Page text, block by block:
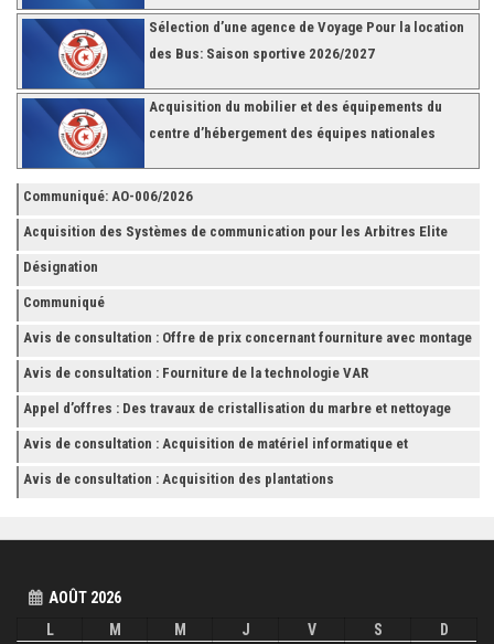
Sélection d’une agence de Voyage Pour la location
des Bus: Saison sportive 2026/2027
Acquisition du mobilier et des équipements du
centre d’hébergement des équipes nationales
Communiqué: AO-006/2026
Acquisition des Systèmes de communication pour les Arbitres Elite
Désignation
Communiqué
Avis de consultation : Offre de prix concernant fourniture avec montage
et finition de RAYONNAGES pour la Fédération Tunisienne de Football
Avis de consultation : Fourniture de la technologie VAR
Appel d’offres : Des travaux de cristallisation du marbre et nettoyage
des grès
Avis de consultation : Acquisition de matériel informatique et
Accessoires
Avis de consultation : Acquisition des plantations
AOÛT 2026
L
M M J V S D